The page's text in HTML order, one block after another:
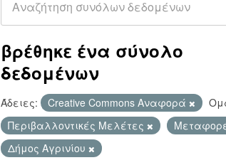
βρέθηκε ένα σύνολο
δεδομένων
Άδειες: Creative Commons Αναφορά
Περιβαλλοντικές Μελέτες
Δήμος Αγρινίου